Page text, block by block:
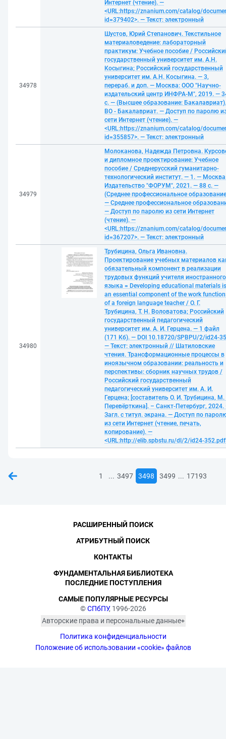
Интернет (чтение). —
<URL:https://znanium.com/catalog/
id=379402>. — Текст: электронный
34978
Шустов, Юрий Степанович. Текстильное
материаловедение: лабораторный
практикум: Учебное пособие /
государственный университет им. А.Н.
Косыгина; Российский государственный
университет им. А.Н. Косыгина. — 3,
перераб. и доп. — Москва: ООО "Научно-
издательский центр ИНФРА-М", 2019. —
с. — (Высшее образование:
ВО - Бакалавриат. — Доступ по паролю
сети Интернет (чтение). —
<URL:https://znanium.com/catalog/
id=355857>. — Текст: электронный
34979
Молоканова, Надежда Петровна.
и дипломное проектирование: Учебное
пособие / Среднерусский гуманитарно-
технологический институт. — 1. —
Издательство "ФОРУМ", 2021. — 88 с. —
(Среднее профессиональное
— Среднее профессиональное
— Доступ по паролю из сети Интернет
(чтение). —
<URL:https://znanium.com/catalog/
id=367207>. — Текст: электронный
34980
Трубицина, Ольга Ивановна.
Проектирование учебных материалов
обязательный компонент в реализации
трудовых функций учителя иностранного
языка = Developing educational materials is
an essential component of the work
of a foreign language teacher / О. Г.
Трубицина, Т. Н. Воловатова; Российский
государственный педагогический
университет им. А. И. Герцена. — 1 файл
(171 Кб). — DOI 10.18720/SPBPU/2/id24-
— Текст: электронный // Шатиловские
чтения. Трансформационные процессы в
иноязычном образовании: реальность и
перспективы: сборник научных трудов /
Российский государственный
педагогический университет им. А. И.
Герцена; [составитель О. И. Трубицина, М.
Перевёрткина]. – Санкт-Петербург, 2024.
Загл. с титул. экрана. — Доступ по
из сети Интернет (чтение, печать,
копирование). —
<URL:http://elib.spbstu.ru/dl/2/id24-
1 ... 3497 3498 3499 ... 17193
©СПбПУ, 1996-2026
Авторские права и персональные данные
изображённых лиц в соответствии
с требованиями законодательства
Политика конфиденциальности
Положение об использовании «cookie» файлов
РАСШИРЕННЫЙ ПОИСК
АТРИБУТНЫЙ ПОИСК
КОНТАКТЫ
ФУНДАМЕНТАЛЬНАЯ БИБЛИОТЕКА
ПОСЛЕДНИЕ ПОСТУПЛЕНИЯ
САМЫЕ ПОПУЛЯРНЫЕ РЕСУРСЫ